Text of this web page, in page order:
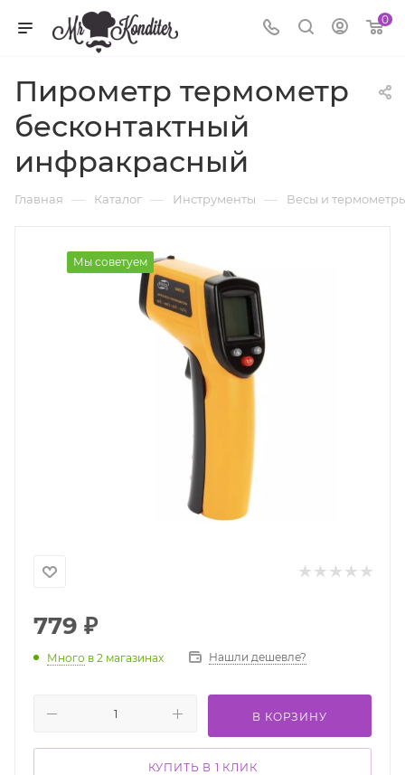
0
Пирометр термометр
бесконтактный
инфракрасный
Главная — Каталог — Инструменты — Весы и
Мы советуем
779 ₽
Много в 2 магазинах Нашли дешевле?
В КОРЗИНУ
КУПИТЬ В 1 КЛИК